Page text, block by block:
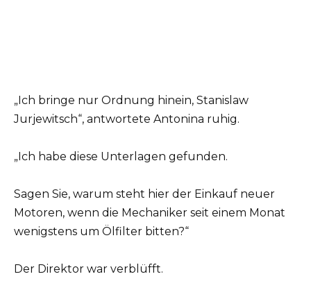
„Ich bringe nur Ordnung hinein, Stanislaw
Jurjewitsch“, antwortete Antonina ruhig.
„Ich habe diese Unterlagen gefunden.
Sagen Sie, warum steht hier der Einkauf neuer
Motoren, wenn die Mechaniker seit einem Monat
wenigstens um Ölfilter bitten?“
Der Direktor war verblüfft.